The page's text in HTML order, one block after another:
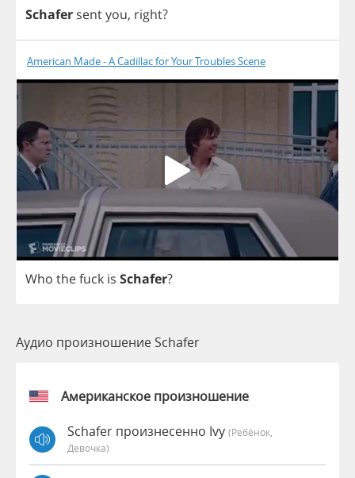
Schafer sentyou, right?
American Made - A Cadillac for Your Troubles Scene
Who thefuck is Schafer?
Аудио произношение Schafer
Американское произношение
Schafer произнесенно Ivy (Ребёнок,
Девочка)